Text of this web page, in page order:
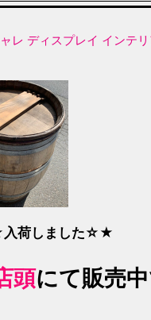
レ ディスプレイ インテ
入荷しました☆★
頭にて販売中